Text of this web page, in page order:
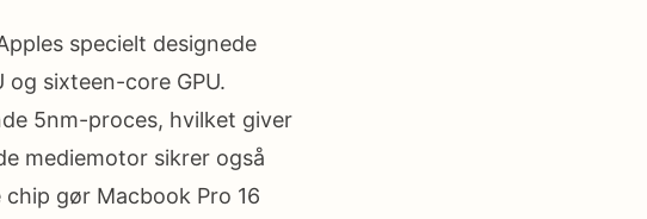
specielt designede
sixteen-core GPU.
5nm-proces, hvilket giver
mediemotor sikrer også
gør Macbook Pro 16